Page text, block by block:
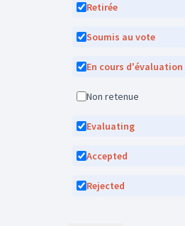
Retirée
Soumis au vote
En cours d'évaluation
Non retenue
Evaluating
Accepted
Rejected